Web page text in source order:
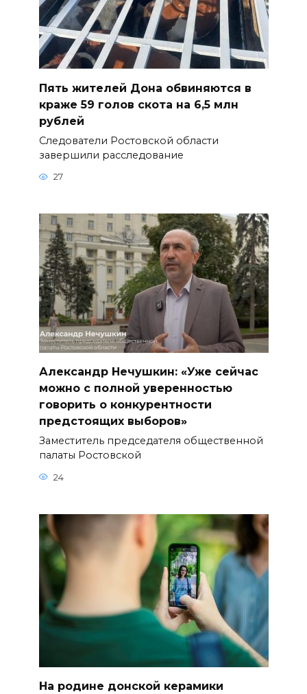
Пять жителей Дона обвиняются в
краже 59 голов скота на 6,5 млн
рублей
Следователи Ростовской области
завершили расследование
27
Александр Нечушкин: «Уже сейчас
можно с полной уверенностью
говорить о конкурентности
предстоящих выборов»
Заместитель председателя общественной
палаты Ростовской
24
На родине донской керамики